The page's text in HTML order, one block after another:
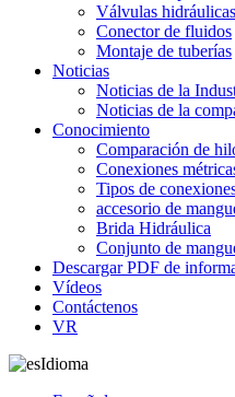
Válvulas hidráulicas
Conector de fluidos
Montaje de tuberías
Noticias
Noticias de la
Noticias de la
Conocimiento
Comparación de
Conexiones
Tipos de
accesorio de
Brida Hidráulica
Conjunto de
Descargar PDF de
Vídeos
Contáctenos
VR
Idioma